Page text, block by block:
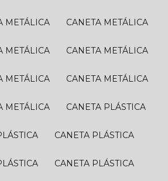
METÁLICA CANETA METÁLICA
METÁLICA CANETA METÁLICA
METÁLICA CANETA METÁLICA
METÁLICA CANETA PLÁSTICA
CANETA PLÁSTICA
CANETA PLÁSTICA